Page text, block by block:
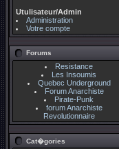
Utulisateur/Admin
Administration
Votre compte
Forums
Resistance
Les Insoumis
Quebec Underground
Forum Anarchiste
Pirate-Punk
forum Anarchiste
Revolutionnaire
Cat�gories